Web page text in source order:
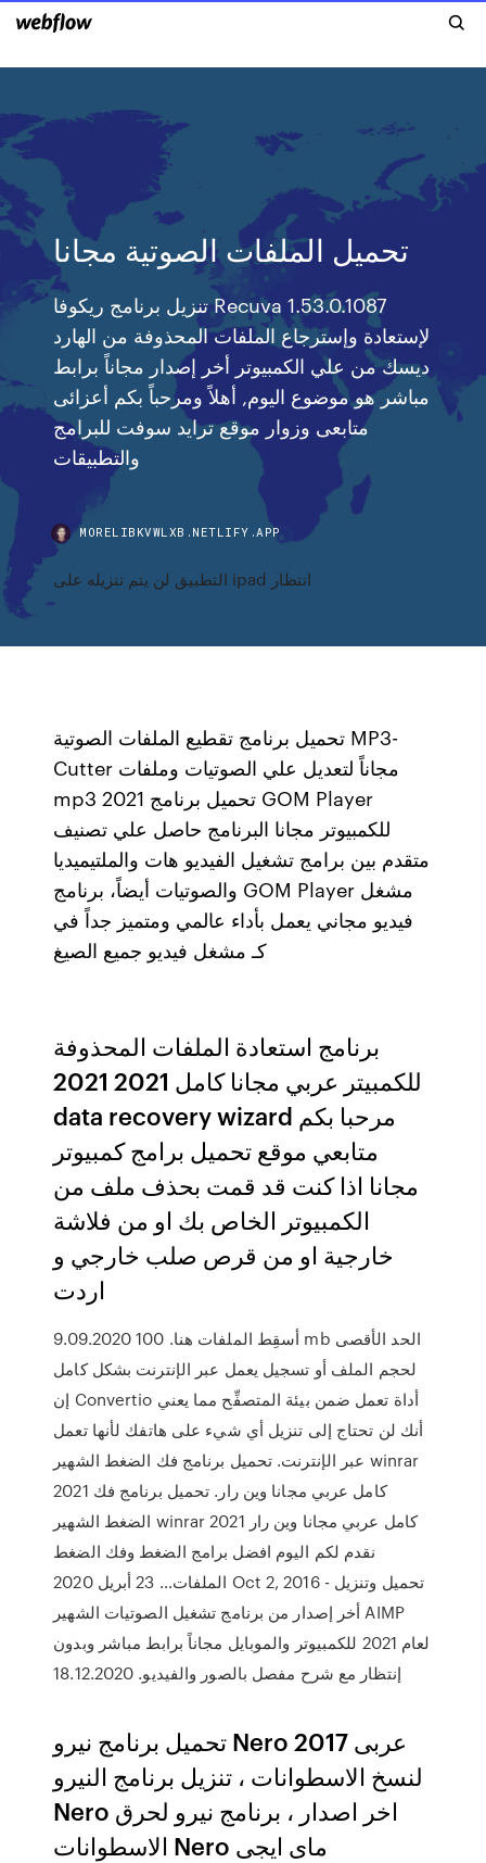
تحميل الملفات الصوتية مجانا
تنزيل برنامج ريكوفا Recuva 1.53.0.1087
لإستعادة وإسترجاع الملفات المحذوفة من الهارد
ديسك من علي الكمبيوتر أخر إصدار مجاناً برابط
مباشر هو موضوع اليوم, أهلاً ومرحباً بكم أعزائى
متابعى وزوار موقع ترايد سوفت للبرامج
والتطبيقات
MORELIBKVWLXB.NETLIFY.APP
التطبيق لن يتم تنزيله على ipad انتظار
تحميل برنامج تقطيع الملفات الصوتية MP3-
Cutter مجاناً لتعديل علي الصوتيات وملفات
mp3 تحميل برنامج 2021 GOM Player
للكمبيوتر مجانا البرنامج حاصل علي تصنيف
متقدم بين برامج تشغيل الفيديو هات والملتيميديا
والصوتيات أيضاً، برنامج GOM Player مشغل
فيديو مجاني يعمل بأداء عالمي ومتميز جداً في
كـ مشغل فيديو جميع الصيغ
برنامج استعادة الملفات المحذوفة
للكمبيتر عربي مجانا كامل 2021 2021
data recovery wizard مرحبا بكم
متابعي موقع تحميل برامج كمبيوتر
مجانا اذا كنت قد قمت بحذف ملف من
الكمبيوتر الخاص بك او من فلاشة
خارجية او من قرص صلب خارجي و
اردت
9.09.2020 أسقِط الملفات هنا. 100 mb الحد الأقصى
لحجم الملف أو تسجيل يعمل عبر الإنترنت بشكل كامل
إن Convertio أداة تعمل ضمن بيئة المتصفِّح مما يعني
أنك لن تحتاج إلى تنزيل أي شيء على هاتفك لأنها تعمل
عبر الإنترنت. تحميل برنامج فك الضغط الشهير winrar
2021 كامل عربي مجانا وين رار. تحميل برنامج فك
الضغط الشهير winrar 2021 كامل عربي مجانا وين رار
نقدم لكم اليوم افضل برامج الضغط وفك الضغط
الملفات… 23 أبريل 2020 Oct 2, 2016 - تحميل وتنزيل
أخر إصدار من برنامج تشغيل الصوتيات الشهير AIMP
لعام 2021 للكمبيوتر والموبايل مجاناً برابط مباشر وبدون
إنتظار مع شرح مفصل بالصور والفيديو. 18.12.2020
تحميل برنامج نيرو Nero 2017 عربى
لنسخ الاسطوانات ، تنزيل برنامج النيرو
Nero اخر اصدار ، برنامج نيرو لحرق
الاسطوانات Nero ماى ايجى